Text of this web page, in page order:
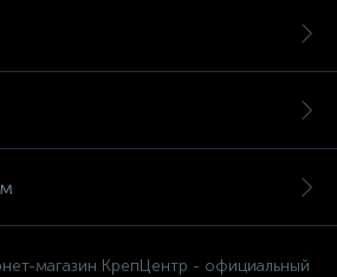
магазин КрепЦентр - официальный